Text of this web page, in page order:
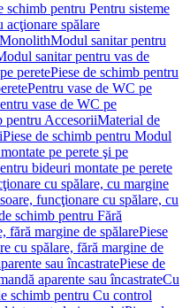
schimb pentru Pentru sisteme
acţionare spălare
Modul sanitar pentru
sanitar pentru vas de
peretePiese de schimb pentru
Pentru vase de WC pe
vase de WC pe
pentru AccesoriiMaterial de
Piese de schimb pentru Modul
pe perete şi pe
bideuri montate pe perete
cu spălare, cu margine
funcţionare cu spălare, cu
schimb pentru Fără
fără margine de spălarePiese
cu spălare, fără margine de
sau încastratePiese de
aparente sau încastrateCu
schimb pentru Cu control